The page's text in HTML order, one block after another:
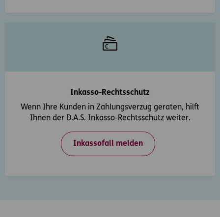
Inkasso-Rechtsschutz
Wenn Ihre Kunden in Zahlungsverzug geraten, hilft
Ihnen der D.A.S. Inkasso-Rechtsschutz weiter.
Inkassofall melden